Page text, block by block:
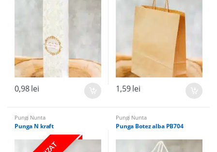
0,98lei 1,59lei
Pungi Nunta
Punga N kraft
Pungi Nunta
Punga Botez alba PB704